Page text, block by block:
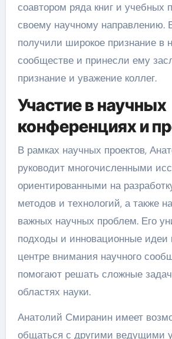
соавтором ряда книг и учебных
своему научному направлению.
получили широкое признание в
сообществе и принесли ему
признание и уважение коллег.
Участие в научных
конференциях и
В рамках научных проектов,
руководит многочисленными
ориентированными на
методов и технологий, а также
важных научных проблем. Его
подходы и инновационные идеи
центре внимания научного
помогают решать сложные
областях науки.
Анатолий Смиранин имеет
общаться с другими ведущими